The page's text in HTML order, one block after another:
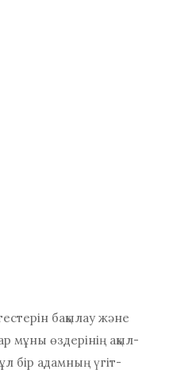
бақылау және
мұны өздерінің ақыл-
бір адамның үгіт-